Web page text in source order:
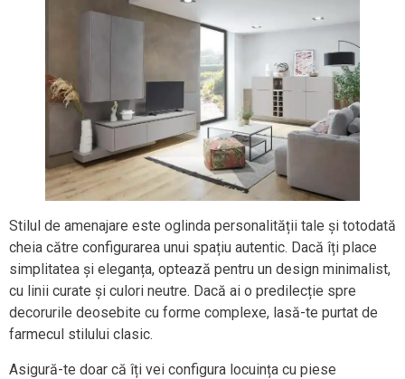
Stilul de amenajare este oglinda personalității tale și totodată
cheia către configurarea unui spațiu autentic. Dacă îți place
simplitatea și eleganța, optează pentru un design minimalist,
cu linii curate și culori neutre. Dacă ai o predilecție spre
decorurile deosebite cu forme complexe, lasă-te purtat de
farmecul stilului clasic.
Asigură-te doar că îți vei configura locuința cu piese